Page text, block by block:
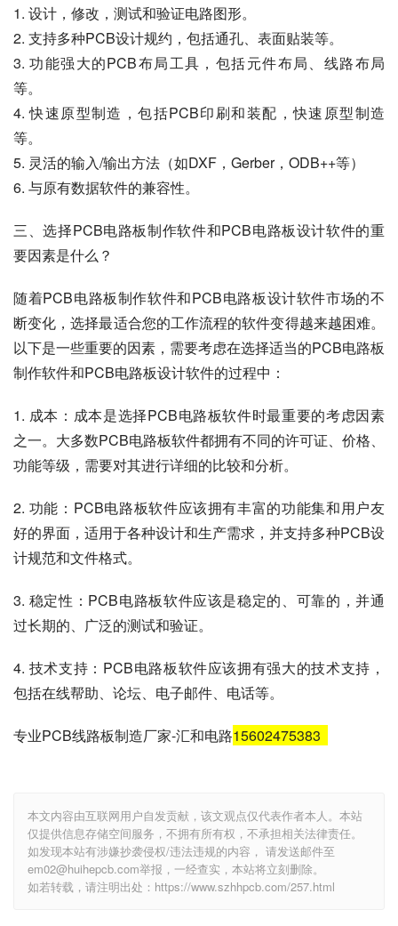
1. 设计，修改，测试和验证电路图形。
2. 支持多种PCB设计规约，包括通孔、表面贴装等。
3. 功能强大的PCB布局工具，包括元件布局、线路布局
等。
4. 快速原型制造，包括PCB印刷和装配，快速原型制造
等。
5. 灵活的输入/输出方法（如DXF，Gerber，ODB++等）
6. 与原有数据软件的兼容性。
三、选择PCB电路板制作软件和PCB电路板设计软件的重
要因素是什么？
随着PCB电路板制作软件和PCB电路板设计软件市场的不
断变化，选择最适合您的工作流程的软件变得越来越困难。
以下是一些重要的因素，需要考虑在选择适当的PCB电路板
制作软件和PCB电路板设计软件的过程中：
1. 成本：成本是选择PCB电路板软件时最重要的考虑因素
之一。大多数PCB电路板软件都拥有不同的许可证、价格、
功能等级，需要对其进行详细的比较和分析。
2. 功能：PCB电路板软件应该拥有丰富的功能集和用户友
好的界面，适用于各种设计和生产需求，并支持多种PCB设
计规范和文件格式。
3. 稳定性：PCB电路板软件应该是稳定的、可靠的，并通
过长期的、广泛的测试和验证。
4. 技术支持：PCB电路板软件应该拥有强大的技术支持，
包括在线帮助、论坛、电子邮件、电话等。
专业PCB线路板制造厂家-汇和电路15602475383
本文内容由互联网用户自发贡献，该文观点仅代表作者本人。本站
仅提供信息存储空间服务，不拥有所有权，不承担相关法律责任。
如发现本站有涉嫌抄袭侵权/违法违规的内容， 请发送邮件至
em02@huihepcb.com举报，一经查实，本站将立刻删除。
如若转载，请注明出处：https://www.szhhpcb.com/257.html